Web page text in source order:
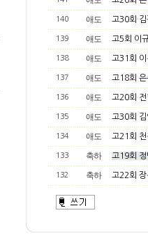
140 애도 고30회 김
139 애도 고5회 이
138 애도 고31회 이
137 애도 고18회 은
136 애도 고20회 전
135 애도 고30회 김
134 애도 고21회 천
133 축하 고19회 정
132 축하 고22회 장